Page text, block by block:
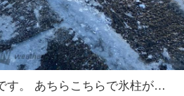
AM.8:13 アイスバーンです。 あちらこちらで氷柱が出来ていました。